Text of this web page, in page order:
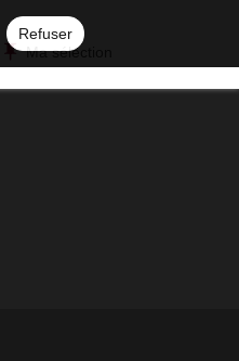
Refuser
Ma sélection